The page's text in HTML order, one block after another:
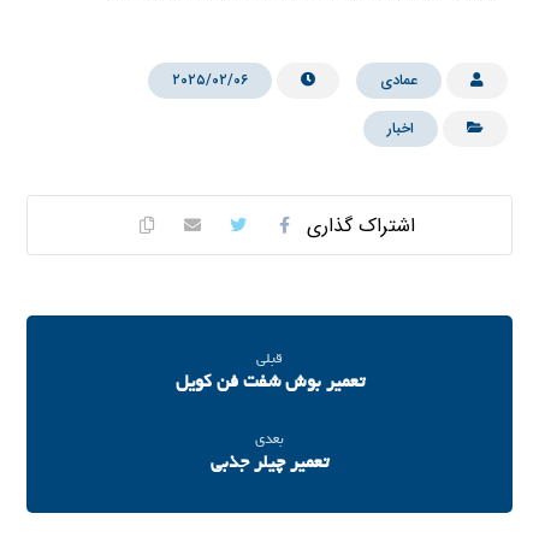
عمادی ۲۰۲۵/۰۲/۰۶
اخبار
قبلی
تعمیر بوش شفت فن کویل
بعدی
تعمیر چیلر جذبی